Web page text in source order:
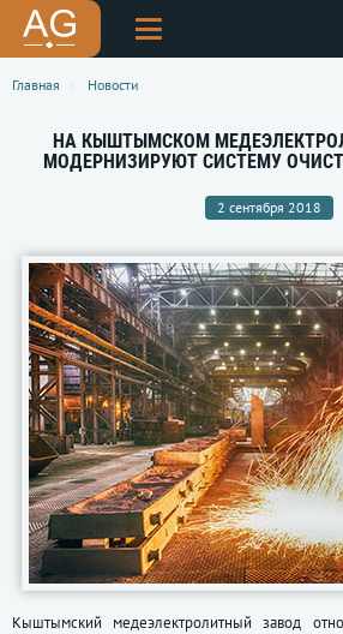
Главная Новости
НА КЫШТЫМСКОМ
МОДЕРНИЗИРУЮТ СИСТЕМУ
2 сентября 2018
Кыштымский медеэлектролитный завод